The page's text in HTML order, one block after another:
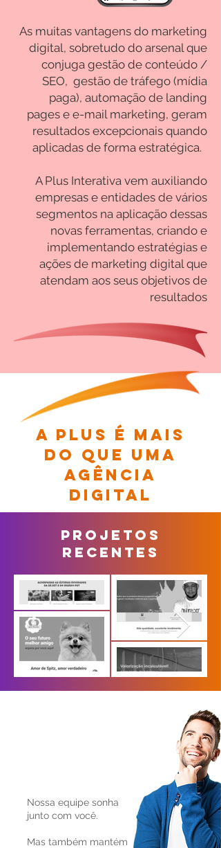
As muitas vantagens do marketing
digital, sobretudo do arsenal que
conjuga gestão de conteúdo /
SEO, gestão de tráfego (mídia
paga), automação de landing
pages e e-mail marketing, geram
resultados excepcionais quando
aplicadas de forma estratégica.
A Plus Interativa vem auxiliando
empresas e entidades de vários
segmentos na aplicação dessas
novas ferramentas, criando e
implementando estratégias e
ações de marketing digital que
atendam aos seus objetivos de
resultados
A Plus é mais
do que uma
agência
digital
PROJETOS
RECENTES
Nossa equipe sonha
junto com você.
Mas também mantém